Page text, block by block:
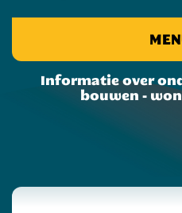
Informatie over
bouwen -